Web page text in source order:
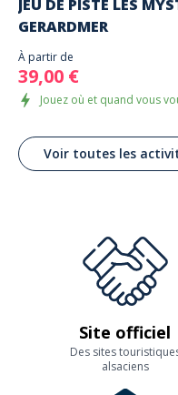
JEU DE PISTE LES
GERARDMER
À partir de
39,00 €
Jouez où et quand vous
Voir toutes les
Site officiel
Des sites
alsaciens